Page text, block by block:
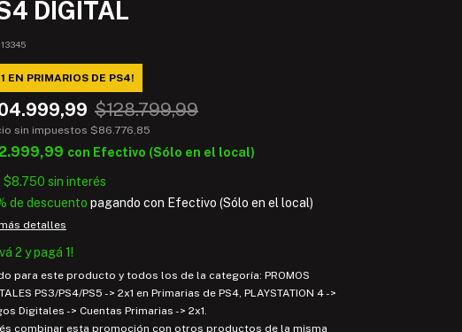
DIGITAL
13345
EN PRIMARIOS DE PS4!
$128.799,99
sin impuestos $86.776,85
con Efectivo (Sólo en el local)
$8.750 sin interés
de descuento pagando con Efectivo (Sólo en el local)
detalles
2 y pagá 1!
para este producto y todos los de la categoría: PROMOS
PS3/PS4/PS5 -> 2x1 en Primarias de PS4, PLAYSTATION 4 ->
Digitales -> Cuentas Primarias -> 2x1.
combinar esta promoción con otros productos de la misma